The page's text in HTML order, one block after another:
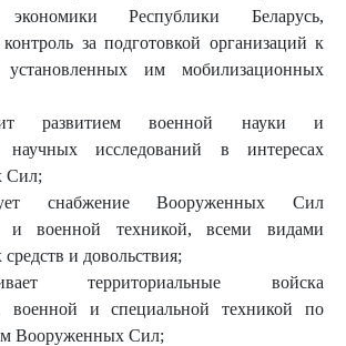
экономики Республики Беларусь,
контроль за подготовкой организаций к
им мобилизационных
развитием военной науки и
научных исследований в интересах
Сил;
снабжение Вооруженных Сил
и военной техникой, всеми видами
и довольствия;
территориальные войска
военной и специальной техникой по
Вооруженных Сил;